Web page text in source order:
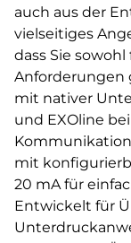
auch aus der
vielseitiges
dass Sie
Anforderungen
mit nativer
und EXOline
mit
20 mA für
Entwickelt für